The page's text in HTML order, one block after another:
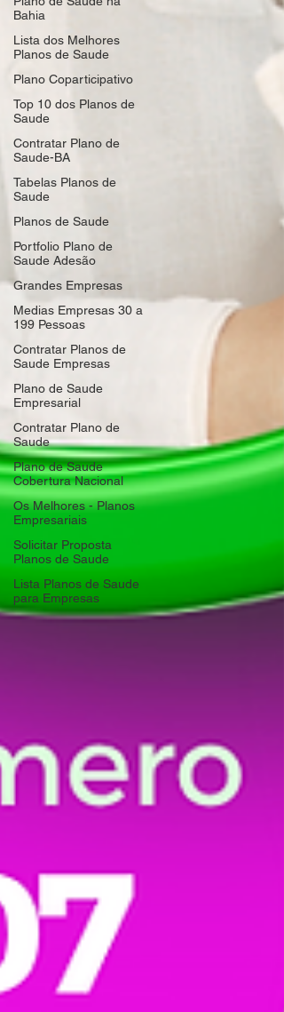
Bahia
Lista dos Melhores
Planos de Saude
Plano Coparticipativo
Top 10 dos Planos de
Saude
Contratar Plano de
Saude-BA
Tabelas Planos de
Saude
Planos de Saude
Portfolio Plano de
Saude Adesão
Grandes Empresas
Medias Empresas 30 a
199 Pessoas
Contratar Planos de
Saude Empresas
Plano de Saude
Empresarial
Contratar Plano de
Saude
Plano de Saude
Cobertura Nacional
Os Melhores - Planos
Empresariais
Solicitar Proposta
Planos de Saude
Lista Planos de Saude
para Empresas